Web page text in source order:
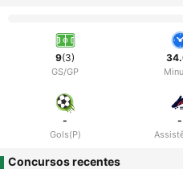
9(3)
GS/GP
-
Gols(P)
-
Concursos recentes